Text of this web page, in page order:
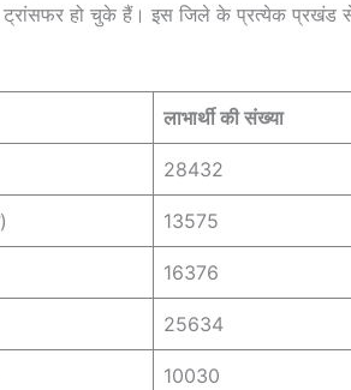
हो चुके हैं। इस जिले के प्रत्येक प्रखंड से
लाभार्थी की संख्या
28432
निगम) 13575
16376
25634
10030